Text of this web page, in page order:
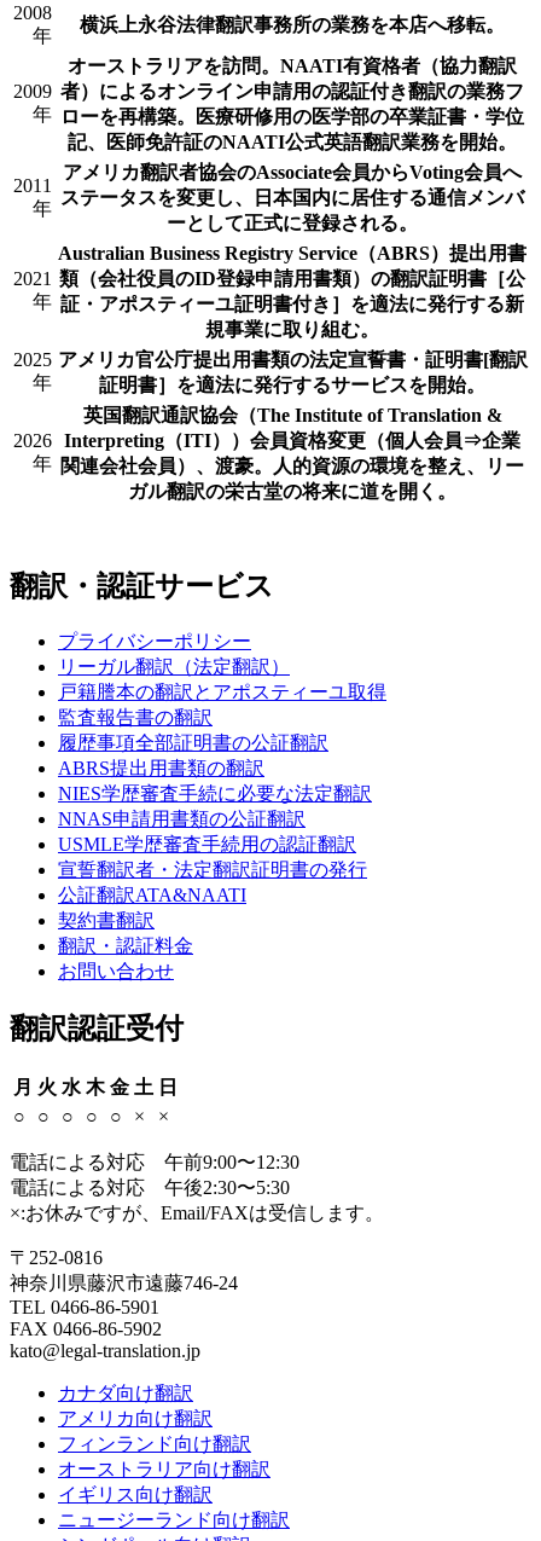
2008
年
横浜上永谷法律翻訳事務所の業務を本店へ移転。
2009
年
オーストラリアを訪問。NAATI有資格者（協力翻訳
者）によるオンライン申請用の認証付き翻訳の業務フ
ローを再構築。医療研修用の医学部の卒業証書・学位
記、医師免許証のNAATI公式英語翻訳業務を開始。
2011
年
アメリカ翻訳者協会のAssociate会員からVoting会員へ
ステータスを変更し、日本国内に居住する通信メンバ
ーとして正式に登録される。
2021
年
Australian Business Registry Service（ABRS）提出用書
類（会社役員のID登録申請用書類）の翻訳証明書［公
証・アポスティーユ証明書付き］を適法に発行する新
規事業に取り組む。
2025
年
アメリカ官公庁提出用書類の法定宣誓書・証明書[翻訳
証明書］を適法に発行するサービスを開始。
2026
年
英国翻訳通訳協会（The Institute of Translation &
Interpreting（ITI））会員資格変更（個人会員⇒企業
関連会社会員）、渡豪。人的資源の環境を整え、リー
ガル翻訳の栄古堂の将来に道を開く。
翻訳・認証サービス
プライバシーポリシー
リーガル翻訳（法定翻訳）
戸籍謄本の翻訳とアポスティーユ取得
監査報告書の翻訳
履歴事項全部証明書の公証翻訳
ABRS提出用書類の翻訳
NIES学歴審査手続に必要な法定翻訳
NNAS申請用書類の公証翻訳
USMLE学歴審査手続用の認証翻訳
宣誓翻訳者・法定翻訳証明書の発行
公証翻訳ATA&NAATI
契約書翻訳
翻訳・認証料金
お問い合わせ
翻訳認証受付
月 火 水 木 金 土 日
○
○ ○ ○ ○ × ×
電話による対応 午前9:00〜12:30
電話による対応 午後2:30〜5:30
×:お休みですが、Email/FAXは受信します。
〒252-0816
神奈川県藤沢市遠藤746-24
TEL 0466-86-5901
FAX 0466-86-5902
kato@legal-translation.jp
カナダ向け翻訳
アメリカ向け翻訳
フィンランド向け翻訳
オーストラリア向け翻訳
イギリス向け翻訳
ニュージーランド向け翻訳